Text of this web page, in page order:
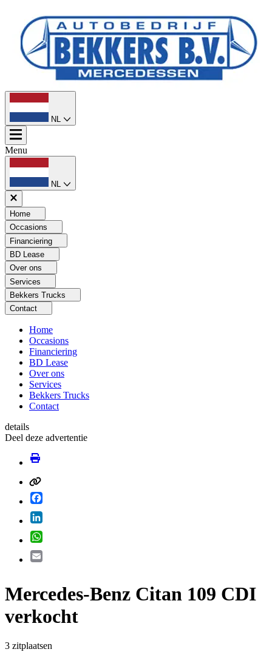
NL
Menu
NL
Home
Occasions
Financiering
BD Lease
Over ons
Services
Bekkers Trucks
Contact
Home
Occasions
Financiering
BD Lease
Over ons
Services
Bekkers Trucks
Contact
details
Deel deze advertentie
Mercedes-Benz Citan 109 CDI
verkocht
3 zitplaatsen